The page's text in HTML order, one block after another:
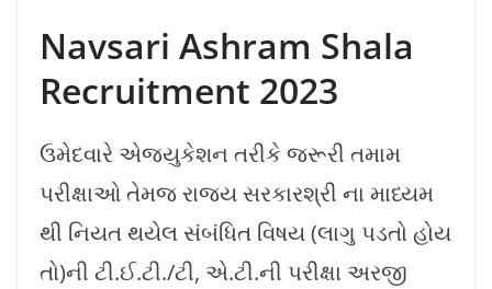
Navsari Ashram Shala
Recruitment 2023
ઉમેદવારે એજ્યુકેશન તરીકે જરૂરી તમામ
પરીક્ષાઓ તેમજ રાજ્ય સરકારશ્રી ના માધ્યમ
થી નિયત થયેલ સંબંધિત વિષય (લાગુ પડતો હોય
તો)ની ટી.ઈ.ટી./ટી, એ.ટી.ની પરીક્ષા અરજી